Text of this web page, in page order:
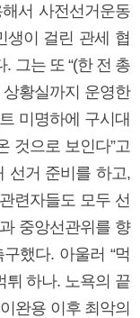
서 사전선거운동
생이 걸린 관세 협
그는 또 “(한 전 총
황실까지 운영한
미명하에 구시대
것으로 보인다”고
선거 준비를 하고,
련자들도 모두 선
중앙선관위를 향
했다. 아울러 “먹
튀 하나. 노욕의 끝
완용 이후 최악의